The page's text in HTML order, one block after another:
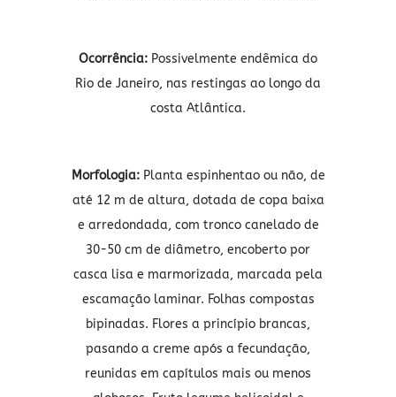
Ocorrência: Possivelmente endêmica do
Rio de Janeiro, nas restingas ao longo da
costa Atlântica.
Morfologia:Planta espinhentao ou não, de
até 12 m de altura, dotada de copa baixa
e arredondada, com tronco canelado de
30-50 cm de diâmetro, encoberto por
casca lisa e marmorizada, marcada pela
escamação laminar. Folhas compostas
bipinadas. Flores a princípio brancas,
pasando a creme após a fecundação,
reunidas em capítulos mais ou menos